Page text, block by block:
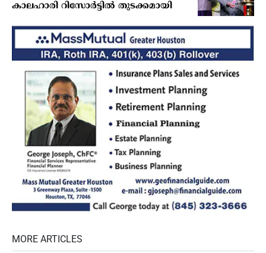
കാലഹാരി റിസോർട്ടിൽ തുടക്കമായി
MORE ARTICLES